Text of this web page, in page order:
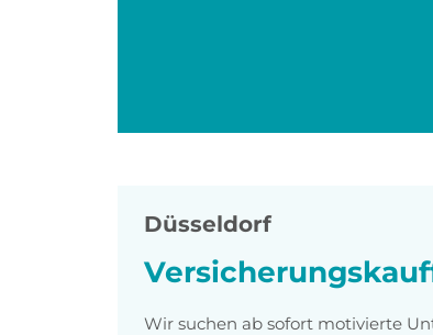
Düsseldorf
Wir suchen ab sofort motivierte